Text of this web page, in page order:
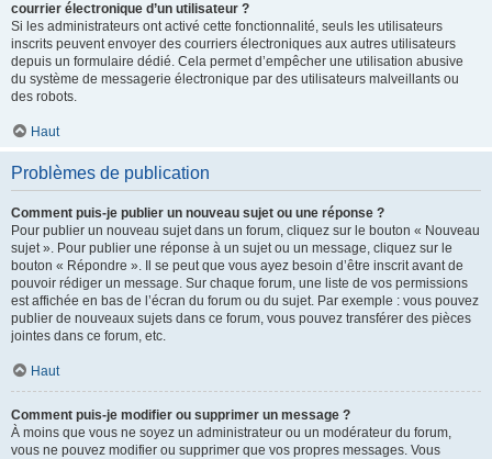
courrier électronique d’un utilisateur ?
Si les administrateurs ont activé cette fonctionnalité, seuls les utilisateurs
inscrits peuvent envoyer des courriers électroniques aux autres utilisateurs
depuis un formulaire dédié. Cela permet d’empêcher une utilisation abusive
du système de messagerie électronique par des utilisateurs malveillants ou
des robots.
Haut
Problèmes de publication
Comment puis-je publier un nouveau sujet ou une réponse ?
Pour publier un nouveau sujet dans un forum, cliquez sur le bouton « Nouveau
sujet ». Pour publier une réponse à un sujet ou un message, cliquez sur le
bouton « Répondre ». Il se peut que vous ayez besoin d’être inscrit avant de
pouvoir rédiger un message. Sur chaque forum, une liste de vos permissions
est affichée en bas de l’écran du forum ou du sujet. Par exemple : vous pouvez
publier de nouveaux sujets dans ce forum, vous pouvez transférer des pièces
jointes dans ce forum, etc.
Haut
Comment puis-je modifier ou supprimer un message ?
À moins que vous ne soyez un administrateur ou un modérateur du forum,
vous ne pouvez modifier ou supprimer que vos propres messages. Vous